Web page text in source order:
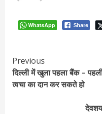
WhatsApp Share
Continue
Reading
Previous
दिल्ली में खुला पहला बैंक –
त्वचा का दान कर सकते हो